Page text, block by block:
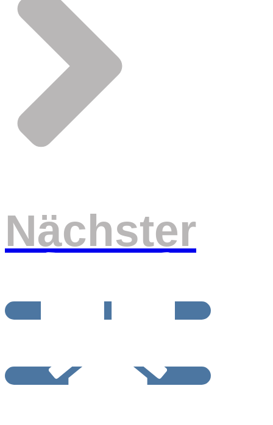
Nächster
BEITRAGSRCHIV